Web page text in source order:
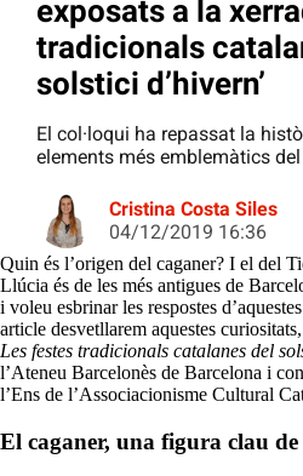
exposats a la
tradicionals
solstici d’hivern’
El col·loqui ha repassat la
elements més emblemàtics del
Cristina Costa Siles
04/12/2019 16:36
Quin és l’origen del caganer? I el del
Llúcia és de les més antigues de
i voleu esbrinar les respostes
article desvetllarem aquestes
Les festes tradicionals catalanes del
l’Ateneu Barcelonès de Barcelona i
l’Ens de l’Associacionisme Cultural
El caganer, una figura clau